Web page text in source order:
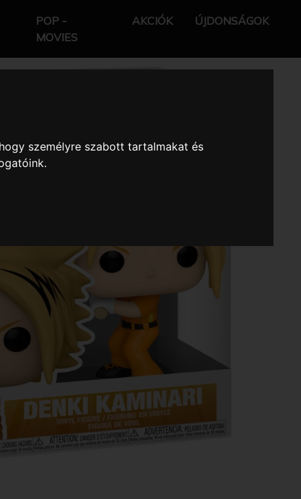
személyre szabott tartalmakat és
POP -
MOVIES
AKCIÓK ÚJDONSÁGOK